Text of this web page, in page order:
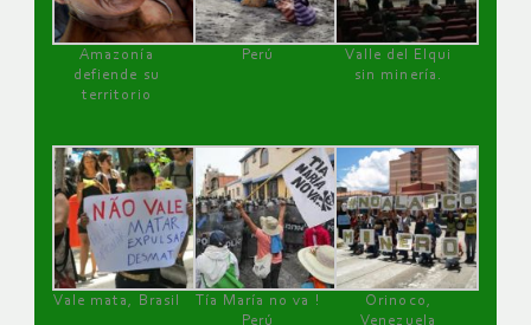
Amazonía
defiende su
territorio
Perú
Valle del Elqui
sin minería.
Vale mata, Brasil
Tía María no va !
Perú
Orinoco,
Venezuela